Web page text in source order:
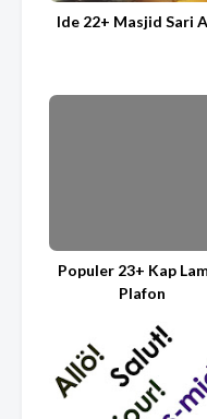
Ide 22+ Masjid Sari
Populer 23+ Kap
Plafon